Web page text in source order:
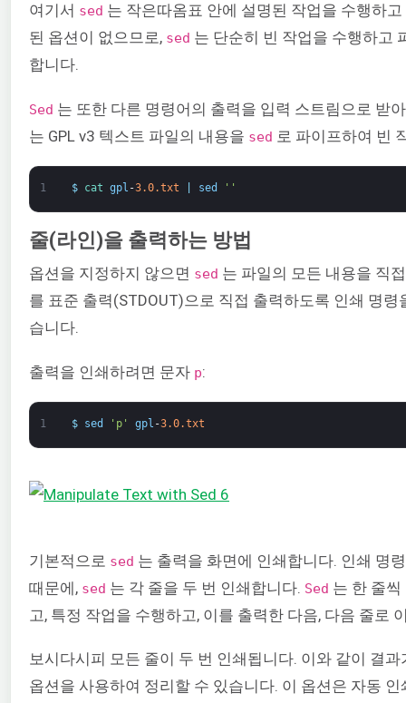
여기서 sed 는 작은따옴표 안에 설명된 작업을 수행하
된 옵션이 없으므로, sed 는 단순히 빈 작업을 수행하고
합니다.
Sed 는 또한 다른 명령어의 출력을 입력 스트림으로 받
는 GPL v3 텍스트 파일의 내용을 sed 로 파이프하여 빈
1 $ cat gpl -3.0.txt sed ''
줄(라인)을 출력하는 방법
옵션을 지정하지 않으면 sed 는 파일의 모든 내용을 직
를 표준 출력(STDOUT)으로 직접 출력하도록 인쇄 명
습니다.
출력을 인쇄하려면 문자 p:
1 $ sed 'p' gpl -3.0.txt
기본적으로 sed 는 출력을 화면에 인쇄합니다. 인쇄 명
때문에, sed 는 각 줄을 두 번 인쇄합니다. Sed 는 한 줄
고, 특정 작업을 수행하고, 이를 출력한 다음, 다음 줄로
보시다시피 모든 줄이 두 번 인쇄됩니다. 이와 같이 결
옵션을 사용하여 정리할 수 있습니다. 이 옵션은 자동